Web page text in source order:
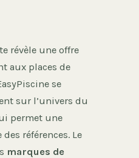
révèle une offre
aux places de
se
sur l’univers du
permet une
références. Le
marques de